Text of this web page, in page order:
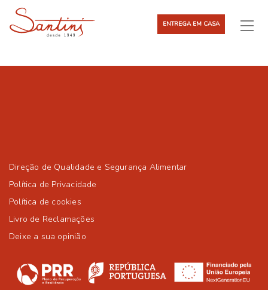
ENTREGA EM CASA
Direção de Qualidade e Segurança Alimentar
Política de Privacidade
Política de cookies
Livro de Reclamações
Deixe a sua opinião